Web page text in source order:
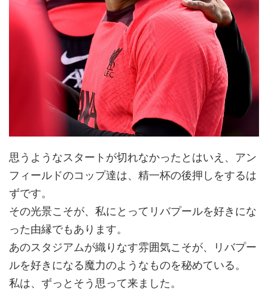
思うようなスタートが切れなかったとはいえ、アン
フィールドのコップ達は、精一杯の後押しをするは
ずです。
その光景こそが、私にとってリバプールを好きにな
った由縁でもあります。
あのスタジアムが織りなす雰囲気こそが、リバプー
ルを好きになる魔力のようなものを秘めている。
私は、ずっとそう思って来ました。